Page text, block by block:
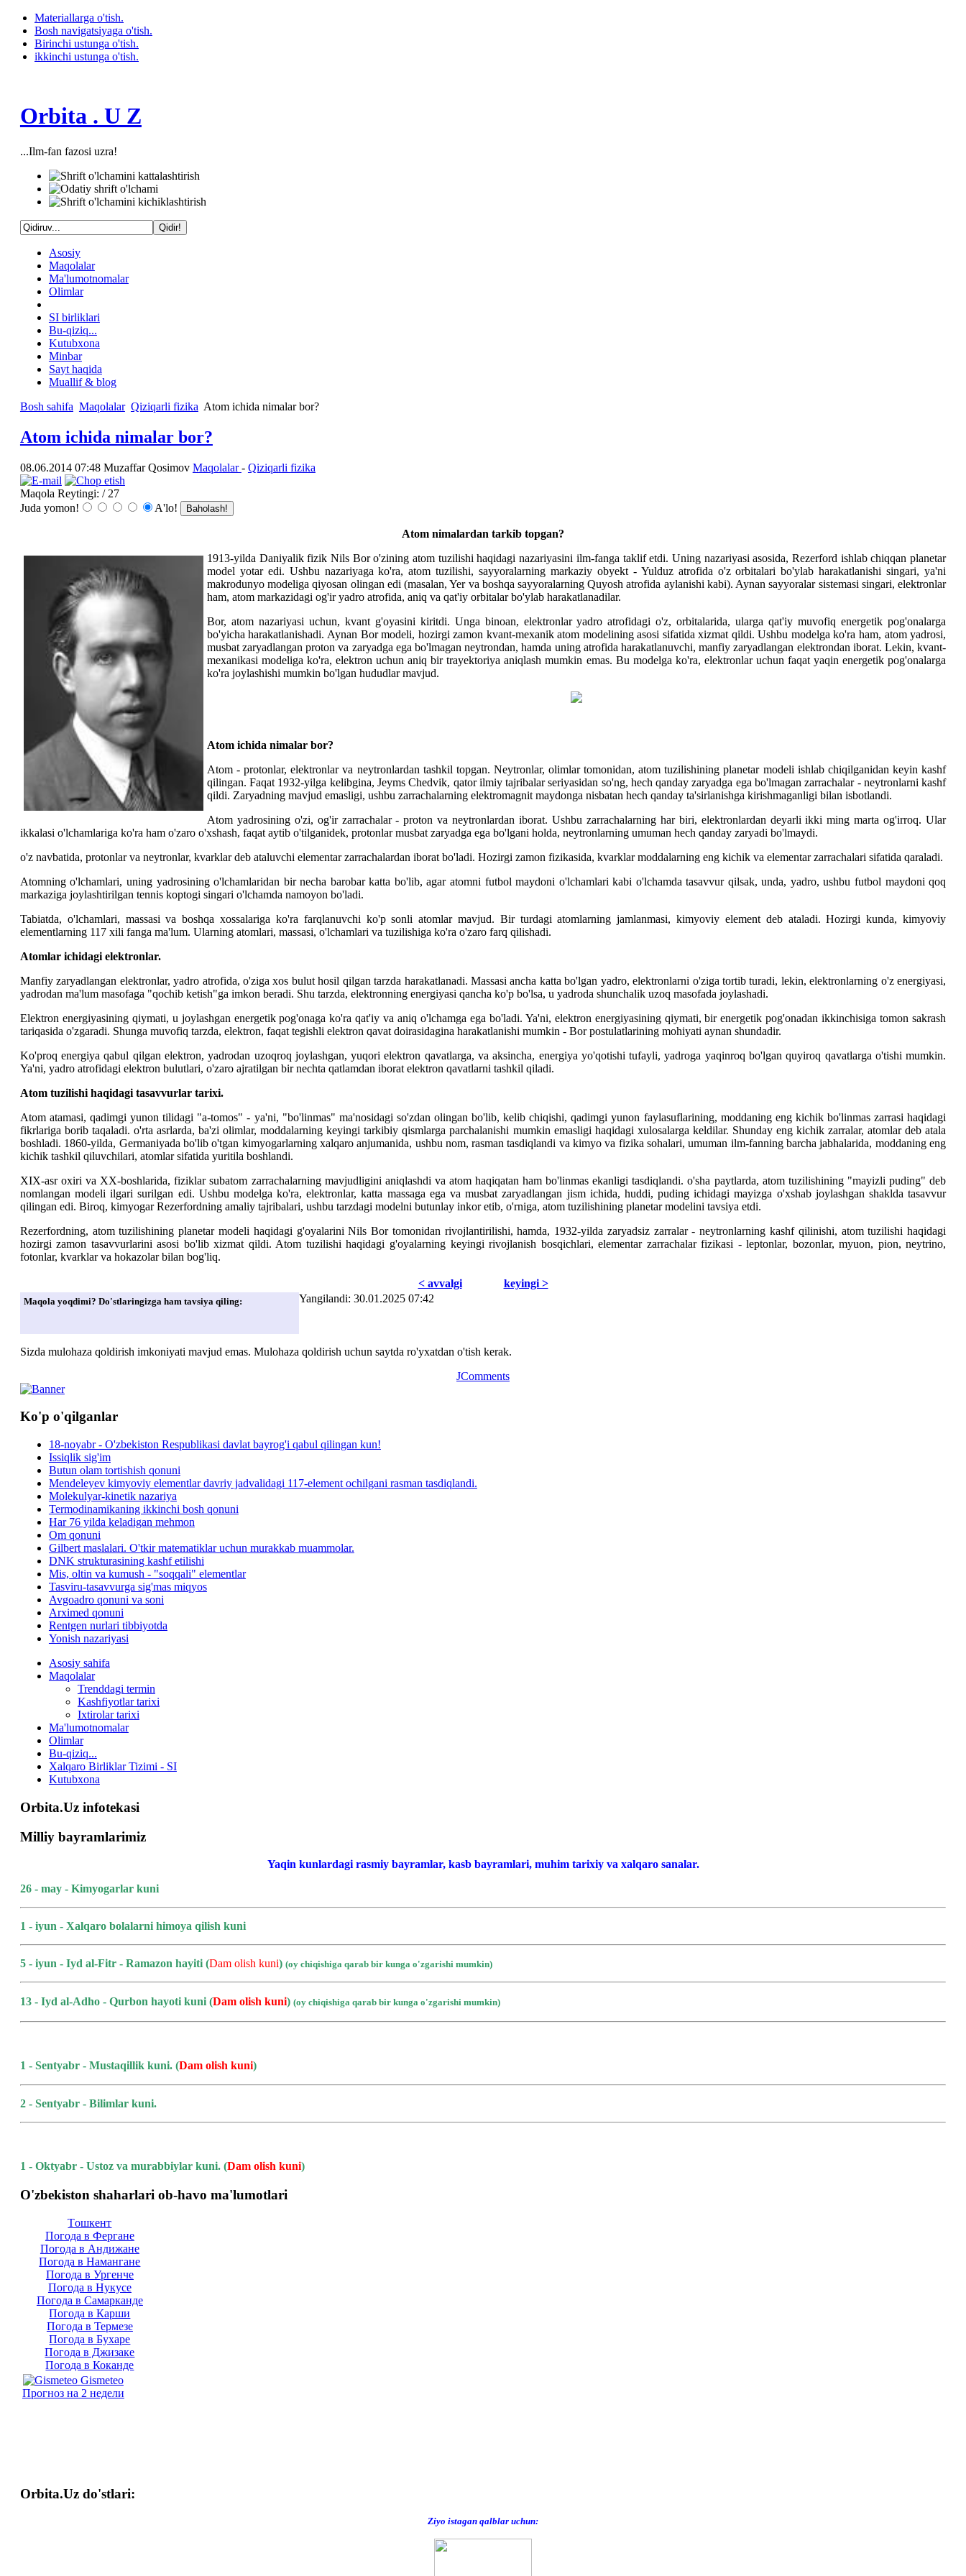
Materiallarga o'tish.
Bosh navigatsiyaga o'tish.
Birinchi ustunga o'tish.
ikkinchi ustunga o'tish.
Orbita . U Z
...Ilm-fan fazosi uzra!
Asosiy
Maqolalar
Ma'lumotnomalar
Olimlar
SI birliklari
Bu-qiziq...
Kutubxona
Minbar
Sayt haqida
Muallif & blog
Bosh sahifa Maqolalar Qiziqarli fizika Atom ichida nimalar bor?
Atom ichida nimalar bor?
08.06.2014 07:48 Muzaffar Qosimov Maqolalar- Qiziqarli fizika
Maqola Reytingi: / 27
Juda yomon!
A'lo!
Atom nimalardan tarkib topgan?
1913-yilda Daniyalik fizik Nils Bor o'zining atom tuzilishi haqidagi nazariyasini ilm-fanga taklif etdi. Uning nazariyasi asosida, Rezerford ishlab chiqqan planetar
model yotar edi. Ushbu nazariyaga ko'ra, atom tuzilishi, sayyoralarning markaziy obyekt - Yulduz atrofida o'z orbitalari bo'ylab harakatlanishi singari, ya'ni
makrodunyo modeliga qiyosan olingan edi (masalan, Yer va boshqa sayyoralarning Quyosh atrofida aylanishi kabi). Aynan sayyoralar sistemasi singari, elektronlar
ham, atom markazidagi og'ir yadro atrofida, aniq va qat'iy orbitalar bo'ylab harakatlanadilar.
Bor, atom nazariyasi uchun, kvant g'oyasini kiritdi. Unga binoan, elektronlar yadro atrofidagi o'z, orbitalarida, ularga qat'iy muvofiq energetik pog'onalarga
bo'yicha harakatlanishadi. Aynan Bor modeli, hozirgi zamon kvant-mexanik atom modelining asosi sifatida xizmat qildi. Ushbu modelga ko'ra ham, atom yadrosi,
musbat zaryadlangan proton va zaryadga ega bo'lmagan neytrondan, hamda uning atrofida harakatlanuvchi, manfiy zaryadlangan elektrondan iborat. Lekin, kvant-
mexanikasi modeliga ko'ra, elektron uchun aniq bir trayektoriya aniqlash mumkin emas. Bu modelga ko'ra, elektronlar uchun faqat yaqin energetik pog'onalarga
ko'ra joylashishi mumkin bo'lgan hududlar mavjud.
Atom ichida nimalar bor?
Atom - protonlar, elektronlar va neytronlardan tashkil topgan. Neytronlar, olimlar tomonidan, atom tuzilishining planetar modeli ishlab chiqilganidan keyin kashf
qilingan. Faqat 1932-yilga kelibgina, Jeyms Chedvik, qator ilmiy tajribalar seriyasidan so'ng, hech qanday zaryadga ega bo'lmagan zarrachalar - neytronlarni kashf
qildi. Zaryadning mavjud emasligi, ushbu zarrachalarning elektromagnit maydonga nisbatan hech qanday ta'sirlanishga kirishmaganligi bilan isbotlandi.
Atom yadrosining o'zi, og'ir zarrachalar - proton va neytronlardan iborat. Ushbu zarrachalarning har biri, elektronlardan deyarli ikki ming marta og'irroq. Ular
ikkalasi o'lchamlariga ko'ra ham o'zaro o'xshash, faqat aytib o'tilganidek, protonlar musbat zaryadga ega bo'lgani holda, neytronlarning umuman hech qanday zaryadi bo'lmaydi.
o'z navbatida, protonlar va neytronlar, kvarklar deb ataluvchi elementar zarrachalardan iborat bo'ladi. Hozirgi zamon fizikasida, kvarklar moddalarning eng kichik va elementar zarrachalari sifatida qaraladi.
Atomning o'lchamlari, uning yadrosining o'lchamlaridan bir necha barobar katta bo'lib, agar atomni futbol maydoni o'lchamlari kabi o'lchamda tasavvur qilsak, unda, yadro, ushbu futbol maydoni qoq
markaziga joylashtirilgan tennis koptogi singari o'lchamda namoyon bo'ladi.
Tabiatda, o'lchamlari, massasi va boshqa xossalariga ko'ra farqlanuvchi ko'p sonli atomlar mavjud. Bir turdagi atomlarning jamlanmasi, kimyoviy element deb ataladi. Hozirgi kunda, kimyoviy
elementlarning 117 xili fanga ma'lum. Ularning atomlari, massasi, o'lchamlari va tuzilishiga ko'ra o'zaro farq qilishadi.
Atomlar ichidagi elektronlar.
Manfiy zaryadlangan elektronlar, yadro atrofida, o'ziga xos bulut hosil qilgan tarzda harakatlanadi. Massasi ancha katta bo'lgan yadro, elektronlarni o'ziga tortib turadi, lekin, elektronlarning o'z energiyasi,
yadrodan ma'lum masofaga "qochib ketish"ga imkon beradi. Shu tarzda, elektronning energiyasi qancha ko'p bo'lsa, u yadroda shunchalik uzoq masofada joylashadi.
Elektron energiyasining qiymati, u joylashgan energetik pog'onaga ko'ra qat'iy va aniq o'lchamga ega bo'ladi. Ya'ni, elektron energiyasining qiymati, bir energetik pog'onadan ikkinchisiga tomon sakrash
tariqasida o'zgaradi. Shunga muvofiq tarzda, elektron, faqat tegishli elektron qavat doirasidagina harakatlanishi mumkin - Bor postulatlarining mohiyati aynan shundadir.
Ko'proq energiya qabul qilgan elektron, yadrodan uzoqroq joylashgan, yuqori elektron qavatlarga, va aksincha, energiya yo'qotishi tufayli, yadroga yaqinroq bo'lgan quyiroq qavatlarga o'tishi mumkin.
Ya'ni, yadro atrofidagi elektron bulutlari, o'zaro ajratilgan bir nechta qatlamdan iborat elektron qavatlarni tashkil qiladi.
Atom tuzilishi haqidagi tasavvurlar tarixi.
Atom atamasi, qadimgi yunon tilidagi "a-tomos" - ya'ni, "bo'linmas" ma'nosidagi so'zdan olingan bo'lib, kelib chiqishi, qadimgi yunon faylasuflarining, moddaning eng kichik bo'linmas zarrasi haqidagi
fikrlariga borib taqaladi. o'rta asrlarda, ba'zi olimlar, moddalarning keyingi tarkibiy qismlarga parchalanishi mumkin emasligi haqidagi xulosalarga keldilar. Shunday eng kichik zarralar, atomlar deb atala
boshladi. 1860-yilda, Germaniyada bo'lib o'tgan kimyogarlarning xalqaro anjumanida, ushbu nom, rasman tasdiqlandi va kimyo va fizika sohalari, umuman ilm-fanning barcha jabhalarida, moddaning eng
kichik tashkil qiluvchilari, atomlar sifatida yuritila boshlandi.
XIX-asr oxiri va XX-boshlarida, fiziklar subatom zarrachalarning mavjudligini aniqlashdi va atom haqiqatan ham bo'linmas ekanligi tasdiqlandi. o'sha paytlarda, atom tuzilishining "mayizli puding" deb
nomlangan modeli ilgari surilgan edi. Ushbu modelga ko'ra, elektronlar, katta massaga ega va musbat zaryadlangan jism ichida, huddi, puding ichidagi mayizga o'xshab joylashgan shaklda tasavvur
qilingan edi. Biroq, kimyogar Rezerfordning amaliy tajribalari, ushbu tarzdagi modelni butunlay inkor etib, o'rniga, atom tuzilishining planetar modelini tavsiya etdi.
Rezerfordning, atom tuzilishining planetar modeli haqidagi g'oyalarini Nils Bor tomonidan rivojlantirilishi, hamda, 1932-yilda zaryadsiz zarralar - neytronlarning kashf qilinishi, atom tuzilishi haqidagi
hozirgi zamon tasavvurlarini asosi bo'lib xizmat qildi. Atom tuzilishi haqidagi g'oyalarning keyingi rivojlanish bosqichlari, elementar zarrachalar fizikasi - leptonlar, bozonlar, myuon, pion, neytrino,
fotonlar, kvarklar va hokazolar bilan bog'liq.
< avvаlgi
kеyingi >
Yangilаndi: 30.01.2025 07:42
Maqola yoqdimi? Do'stlaringizga ham tavsiya qiling:
Sizda mulohaza qoldirish imkoniyati mavjud emas. Mulohaza qoldirish uchun saytda ro'yxatdan o'tish kerak.
JComments
Ko'p o'qilganlar
18-noyabr - O'zbekiston Respublikasi davlat bayrog'i qabul qilingan kun!
Issiqlik sig'im
Butun olam tortishish qonuni
Mendeleyev kimyoviy elementlar davriy jadvalidagi 117-element ochilgani rasman tasdiqlandi.
Molekulyar-kinetik nazariya
Termodinamikaning ikkinchi bosh qonuni
Har 76 yilda keladigan mehmon
Om qonuni
Gilbert maslalari. O'tkir matematiklar uchun murakkab muammolar.
DNK strukturasining kashf etilishi
Mis, oltin va kumush - "soqqali" elementlar
Tasviru-tasavvurga sig'mas miqyos
Avgoadro qonuni va soni
Arximed qonuni
Rentgen nurlari tibbiyotda
Yonish nazariyasi
Asosiy sahifa
Maqolalar
Trenddagi termin
Kashfiyotlar tarixi
Ixtirolar tarixi
Ma'lumotnomalar
Olimlar
Bu-qiziq...
Xalqaro Birliklar Tizimi - SI
Kutubxona
Orbita.Uz infotekasi
Milliy bayramlarimiz
Yaqin kunlardagi rasmiy bayramlar, kasb bayramlari, muhim tarixiy va xalqaro sanalar.
26 - may - Kimyogarlar kuni
1 - iyun - Xalqaro bolalarni himoya qilish kuni
5 - iyun - Iyd al-Fitr - Ramazon hayiti (Dam olish kuni) (oy chiqishiga qarab bir kunga o'zgarishi mumkin)
13 - Iyd al-Adho - Qurbon hayoti kuni (Dam olish kuni) (oy chiqishiga qarab bir kunga o'zgarishi mumkin)
1 - Sentyabr - Mustaqillik kuni. (Dam olish kuni)
2 - Sentyabr - Bilimlar kuni.
1 - Oktyabr - Ustoz va murabbiylar kuni. (Dam olish kuni)
O'zbekiston shaharlari ob-havo ma'lumotlari
Тoшкент
Погода в Фергане
Погода в Андижане
Погода в Намангане
Погода в Ургенче
Погода в Нукусе
Погода в Самарканде
Погода в Карши
Погода в Термезе
Погода в Бухаре
Погода в Джизаке
Погода в Коканде
Gismeteo
Прогноз на 2 недели
Orbita.Uz do'stlari:
Ziyo istagan qalblar uchun: